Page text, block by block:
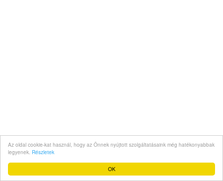
OK
Az oldal cookie-kat használ, hogy az Önnek nyújtott szolgáltatásaink még hatékonyabbak
legyenek. Részletek